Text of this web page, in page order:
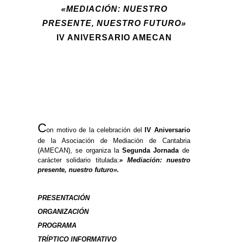
«MEDIACIÓN: NUESTRO
PRESENTE, NUESTRO FUTURO»
IV ANIVERSARIO AMECAN
Con motivo de la celebración del
IV Aniversario
de la Asociación de Mediación de Cantabria
(AMECAN), se organiza laSegunda Jornadade
carácter solidario titulada:» Mediación: nuestro
presente, nuestro futuro».
PRESENTACIÓN
ORGANIZACIÓN
PROGRAMA
TRÍPTICO INFORMATIVO